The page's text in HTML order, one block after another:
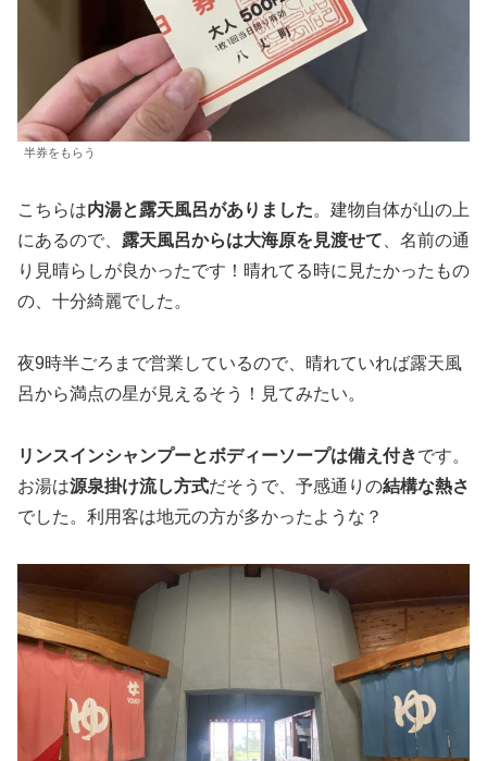
半券をもらう
こちらは内湯と露天風呂がありました。建物自体が山の上
にあるので、 露天風呂からは大海原を見渡せて 、名前の通
り見晴らしが良かったです！晴れてる時に見たかったもの
の、十分綺麗でした。
夜9時半ごろまで営業しているので、晴れていれば露天風
呂から満点の星が見えるそう！見てみたい。
リンスインシャンプーとボディーソープは備え付きです。
お湯は源泉掛け流し方式だそうで、予感通りの結構な熱さ
でした。利用客は地元の方が多かったような？